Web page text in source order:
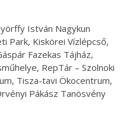
István Nagykun
Park, Kiskörei Vízlépcső,
Fazekas Tájház,
RepTár – Szolnoki
Tisza-tavi Ökocentrum,
Pákász Tanösvény